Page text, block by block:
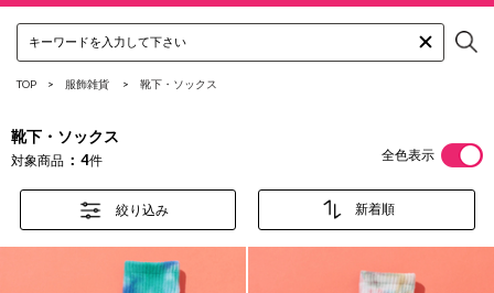
TOP 服飾雑貨 靴下・ソックス
靴下・ソックス
対象商品 4件 全色表示
絞り込み